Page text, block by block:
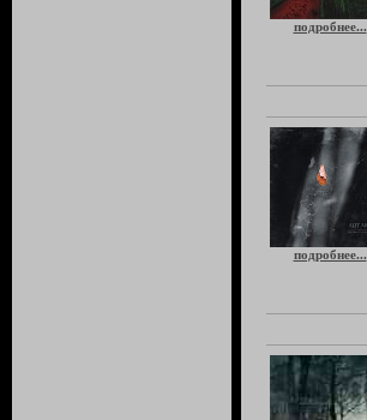
подробнее...
подробнее...